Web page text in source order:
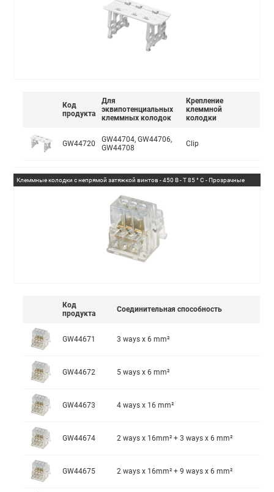
Код
продукта
Для
эквипотенциальных
клеммных колодок
Крепление
клеммной
колодки
GW44720
GW44704, GW44706,
GW44708
Clip
Клеммные колодки с непрямой затяжкой винтов - 450 В - T 85 ° C - Прозрачные
Код
продукта
Соединительная способность
GW44671 3 ways x 6 mm²
GW44672 5 ways x 6 mm²
GW44673 4 ways x 16 mm²
GW44674 2 ways x 16mm² + 3 ways x 6 mm²
GW44675 2 ways x 16mm² + 9 ways x 6 mm²